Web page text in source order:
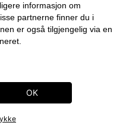
informasjon om
partnerne finner du i
er også tilgjengelig via en
OK